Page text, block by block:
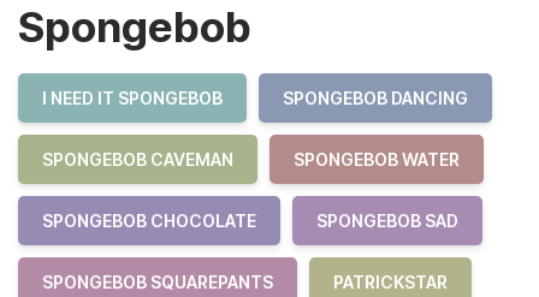
Spongebob
I NEED IT SPONGEBOB SPONGEBOB DANCING
SPONGEBOB CAVEMAN SPONGEBOB WATER
SPONGEBOB CHOCOLATE SPONGEBOB SAD
SPONGEBOB SQUAREPANTS PATRICKSTAR